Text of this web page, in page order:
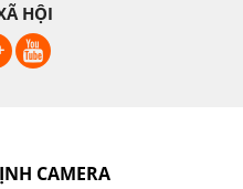
HỘI
CAMERA